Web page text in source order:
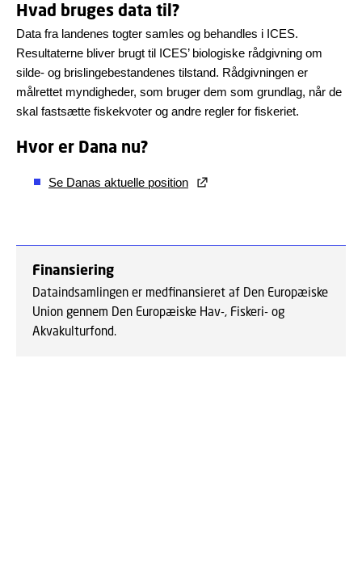
Hvad bruges data til?
Data fra landenes togter samles og behandles i ICES.
Resultaterne bliver brugt til ICES’ biologiske rådgivning om
silde- og brislingebestandenes tilstand. Rådgivningen er
målrettet myndigheder, som bruger dem som grundlag, når de
skal fastsætte fiskekvoter og andre regler for fiskeriet.
Hvor er Dana nu?
Se Danas aktuelle position
Finansiering
Dataindsamlingen er medfinansieret af Den Europæiske
Union gennem Den Europæiske Hav-, Fiskeri- og
Akvakulturfond.